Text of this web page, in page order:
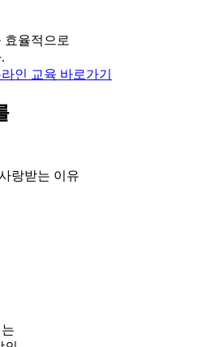
효율적으로
랑받는 이유